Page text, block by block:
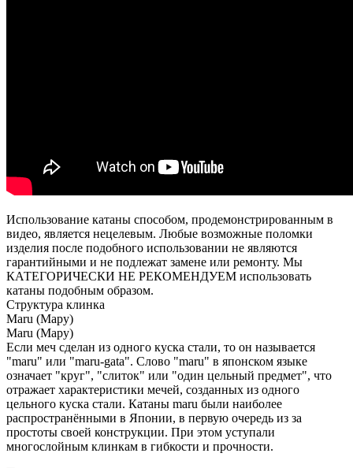
Использование катаны способом, продемонстрированным в
видео, является нецелевым. Любые возможные поломки
изделия после подобного использовании не являются
гарантийными и не подлежат замене или ремонту. Мы
КАТЕГОРИЧЕСКИ НЕ РЕКОМЕНДУЕМ использовать
катаны подобным образом.
Структура клинка
Maru (Мару)
Maru (Мару)
Если меч сделан из одного куска стали, то он называется
"maru" или "maru-gata". Слово "maru" в японском языке
означает "круг", "слиток" или "один цельный предмет", что
отражает характеристики мечей, созданных из одного
цельного куска стали. Катаны maru были наиболее
распространёнными в Японии, в первую очередь из за
простоты своей конструкции. При этом уступали
многослойным клинкам в гибкости и прочности.